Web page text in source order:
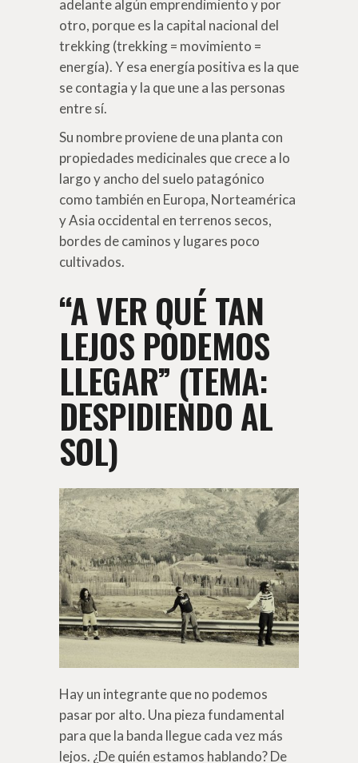
adelante algún emprendimiento y por
otro, porque es la capital nacional del
trekking (trekking = movimiento =
energía). Y esa energía positiva es la que
se contagia y la que une a las personas
entre sí.
Su nombre proviene de una planta con
propiedades medicinales que crece a lo
largo y ancho del suelo patagónico
como también en Europa, Norteamérica
y Asia occidental en terrenos secos,
bordes de caminos y lugares poco
cultivados.
“A VER QUÉ TAN
LEJOS PODEMOS
LLEGAR” (TEMA:
DESPIDIENDO AL
SOL)
Hay un integrante que no podemos
pasar por alto. Una pieza fundamental
para que la banda llegue cada vez más
lejos. ¿De quién estamos hablando? De